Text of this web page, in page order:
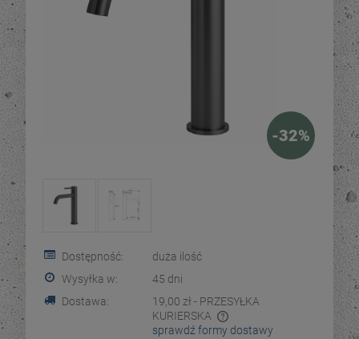
-32%
Dostępność:
duża ilość
Wysyłka w:
45 dni
Dostawa:
19,00 zł - PRZESYŁKA
KURIERSKA
Cena nie zawiera ewentualnych kosztów płatności
sprawdź formy dostawy